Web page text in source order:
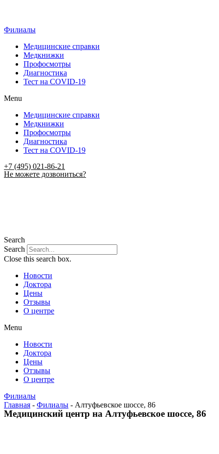
Филиалы
Медицинские справки
Медкнижки
Профосмотры
Диагностика
Тест на COVID-19
Menu
Медицинские справки
Медкнижки
Профосмотры
Диагностика
Тест на COVID-19
+7 (495) 021-86-21
Не можете дозвониться?
Search
Search
Close this search box.
Новости
Доктора
Цены
Отзывы
О центре
Menu
Новости
Доктора
Цены
Отзывы
О центре
Филиалы
Главная - Филиалы - Алтуфьевское шоссе, 86
Медицинский центр на Алтуфьевское шоссе, 86